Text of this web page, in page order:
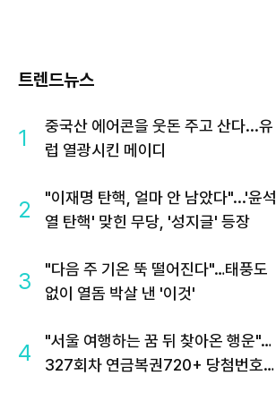
트렌드뉴스
1
중국산 에어콘을 웃돈 주고 산다...유
럽 열광시킨 메이디
2
"이재명 탄핵, 얼마 안 남았다"...'윤석
열 탄핵' 맞힌 무당, '성지글' 등장
3
"다음 주 기온 뚝 떨어진다"…태풍도
없이 열돔 박살 낸 '이것'
4
"서울 여행하는 꿈 뒤 찾아온 행운"…
327회차 연금복권720+ 당첨번호조